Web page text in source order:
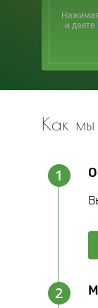
и даете
Как
1
2